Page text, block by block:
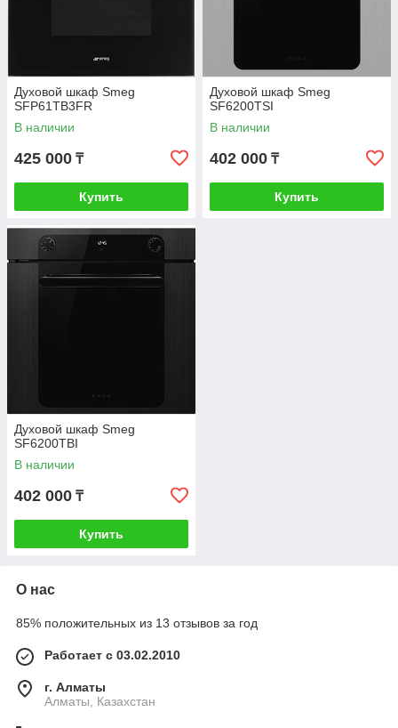
Духовой шкаф Smeg
SFP61TB3FR
В наличии
425 000 ₸
Купить
Духовой шкаф Smeg
SF6200TSI
В наличии
402 000 ₸
Купить
Духовой шкаф Smeg
SF6200TBI
В наличии
402 000 ₸
Купить
О нас
85% положительных из 13 отзывов за год
Работает с 03.02.2010
г. Алматы
Алматы, Казахстан